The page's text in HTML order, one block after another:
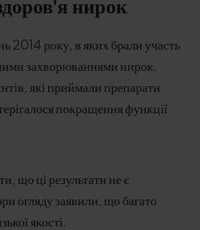
нирок
2014 року, в яких брали участь
захворюваннями нирок,
які приймали препарати
покращення функції
що ці результати не є
огляду заявили, що багато
якості.